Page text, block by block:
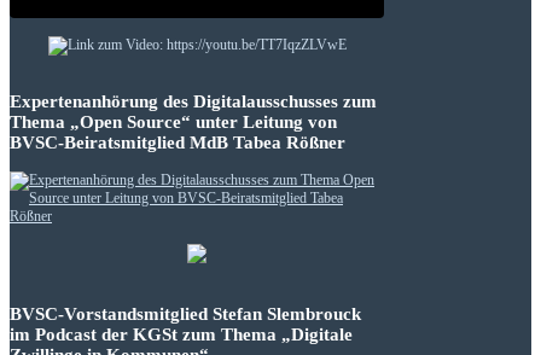
Expertenanhörung des Digitalausschusses zum
Thema „Open Source“ unter Leitung von
BVSC-Beiratsmitglied MdB Tabea Rößner
BVSC-Vorstandsmitglied Stefan Slembrouck
im Podcast der KGSt zum Thema „Digitale